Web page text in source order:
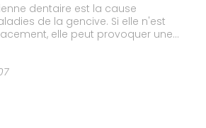
dentaire est la cause
de la gencive. Si elle n'est
elle peut provoquer une
(rougeur, gonflement et
aux propriétés de ses deux
de bouche agit directement en
en : De plus, les deux
renforcent l'émail des dents.
400 ml est recommandé
des adultes et, en raison